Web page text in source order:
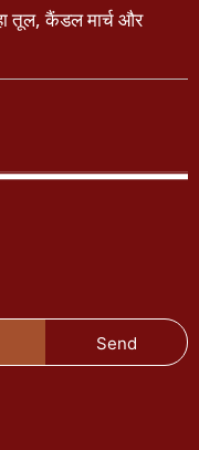
तूल, कैंडल मार्च और
Send